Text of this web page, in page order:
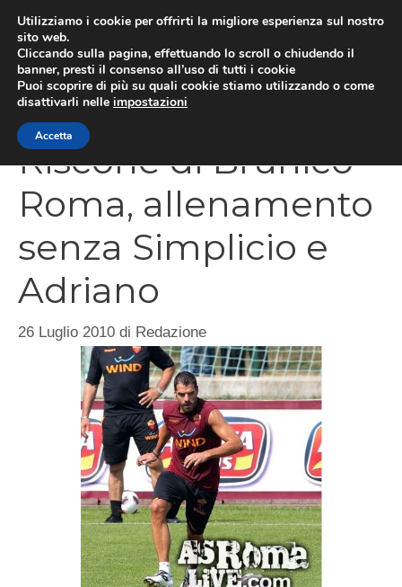
contenuto
Riscone di Brunico –
Roma, allenamento
senza Simplicio e
Adriano
26 Luglio 2010 di Redazione
Utilizziamo i cookie per offrirti la migliore esperienza sul nostro
sito web.
Cliccando sulla pagina, effettuando lo scroll o chiudendo il
banner, presti il consenso all’uso di tutti i cookie
Puoi scoprire di più su quali cookie stiamo utilizzando o come
disattivarli nelle impostazioni
Accetta